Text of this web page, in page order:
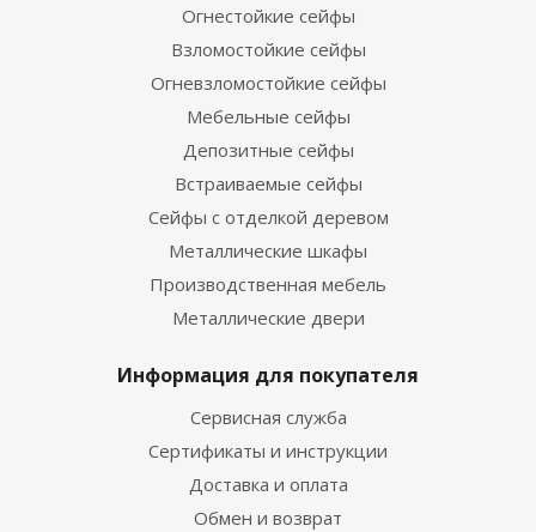
Огнестойкие сейфы
Взломостойкие сейфы
Огневзломостойкие сейфы
Мебельные сейфы
Депозитные сейфы
Встраиваемые сейфы
Сейфы с отделкой деревом
Металлические шкафы
Производственная мебель
Металлические двери
Информация для покупателя
Сервисная служба
Сертификаты и инструкции
Доставка и оплата
Обмен и возврат